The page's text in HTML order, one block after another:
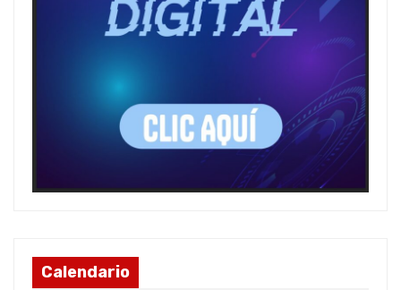
Calendario